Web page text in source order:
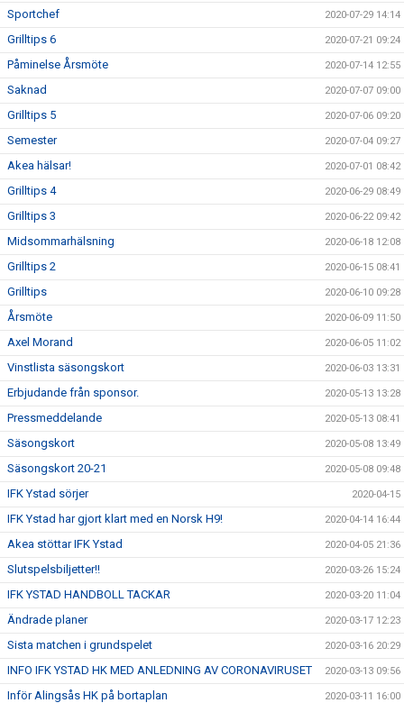
Sportchef 2020-07-29 14:14
Grilltips 6 2020-07-21 09:24
Påminelse Årsmöte 2020-07-14 12:55
Saknad 2020-07-07 09:00
Grilltips 5 2020-07-06 09:20
Semester 2020-07-04 09:27
Akea hälsar! 2020-07-01 08:42
Grilltips 4 2020-06-29 08:49
Grilltips 3 2020-06-22 09:42
Midsommarhälsning 2020-06-18 12:08
Grilltips 2 2020-06-15 08:41
Grilltips 2020-06-10 09:28
Årsmöte 2020-06-09 11:50
Axel Morand 2020-06-05 11:02
Vinstlista säsongskort 2020-06-03 13:31
Erbjudande från sponsor. 2020-05-13 13:28
Pressmeddelande 2020-05-13 08:41
Säsongskort 2020-05-08 13:49
Säsongskort 20-21 2020-05-08 09:48
IFK Ystad sörjer 2020-04-15
IFK Ystad har gjort klart med en Norsk H9! 2020-04-14 16:44
Akea stöttar IFK Ystad 2020-04-05 21:36
Slutspelsbiljetter!! 2020-03-26 15:24
IFK YSTAD HANDBOLL TACKAR 2020-03-20 11:04
Ändrade planer 2020-03-17 12:23
Sista matchen i grundspelet 2020-03-16 20:29
INFO IFK YSTAD HK MED ANLEDNING AV CORONAVIRUSET 2020-03-13 09:56
Inför Alingsås HK på bortaplan 2020-03-11 16:00